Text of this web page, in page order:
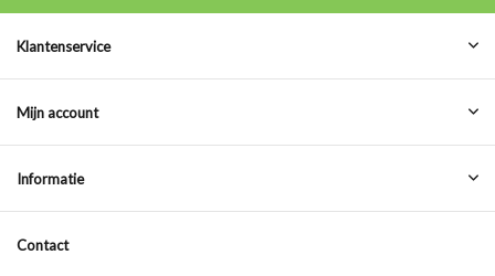
Klantenservice
Mijn account
Informatie
Contact